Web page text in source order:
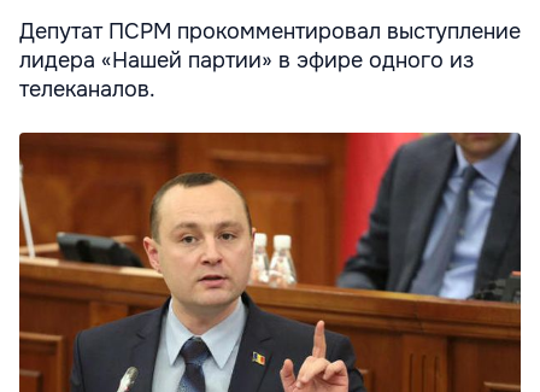
Депутат ПСРМ прокомментировал выступление
лидера «Нашей партии» в эфире одного из
телеканалов.